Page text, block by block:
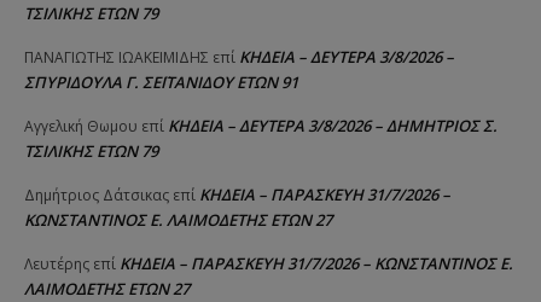
ΤΣΙΛΙΚΗΣ ΕΤΩΝ 79
ΠΑΝΑΓΙΩΤΗΣ IΩΑΚΕΙΜΙΔΗΣ επί ΚΗΔΕΙΑ – ΔΕΥΤΕΡΑ 3/8/2026 –
ΣΠΥΡΙΔΟΥΛΑ Γ. ΣΕΪΤΑΝΙΔΟΥ ΕΤΩΝ 91
Αγγελική Θωμου επί ΚΗΔΕΙΑ – ΔΕΥΤΕΡΑ 3/8/2026 – ΔΗΜΗΤΡΙΟΣ Σ.
ΤΣΙΛΙΚΗΣ ΕΤΩΝ 79
Δημήτριος Δάτσικας επί ΚΗΔΕΙΑ – ΠΑΡΑΣΚΕΥΗ 31/7/2026 –
ΚΩΝΣΤΑΝΤΙΝΟΣ Ε. ΛΑΙΜΟΔΕΤΗΣ ΕΤΩΝ 27
Λευτέρης επί ΚΗΔΕΙΑ – ΠΑΡΑΣΚΕΥΗ 31/7/2026 – ΚΩΝΣΤΑΝΤΙΝΟΣ Ε.
ΛΑΙΜΟΔΕΤΗΣ ΕΤΩΝ 27